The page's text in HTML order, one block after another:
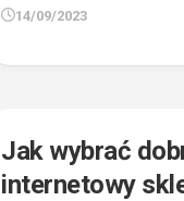
14/09/2023
Jak wybrać
internetowy